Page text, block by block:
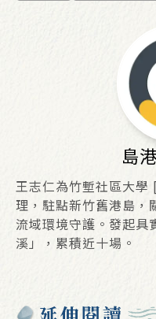
島
王志仁為竹塹社區大
理，駐點新竹舊港島，
流域環境守護。發起具
溪」，累積近十場。